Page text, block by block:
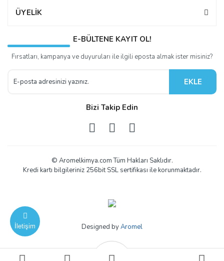
İletişim
ÜYELİK
E-BÜLTENE KAYIT OL!
Fırsatları, kampanya ve duyuruları ile ilgili eposta almak ister misiniz?
EKLE
Bizi Takip Edin
© Aromelkimya.com Tüm Hakları Saklıdır.
Kredi kartı bilgileriniz 256bit SSL sertifikası ile korunmaktadır.
Designed byAromel